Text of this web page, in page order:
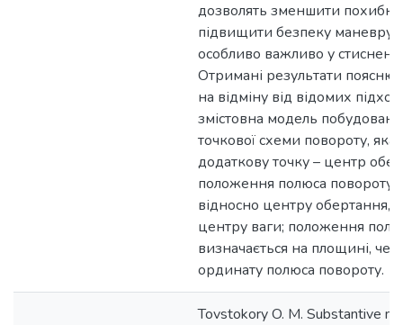
дозволять зменшити
підвищити безпеку
особливо важливо у
Отримані результати
на відміну від відомих
змістовна модель
точкової схеми повороту, яка
додаткову точку – центр
положення полюса повороту
відносно центру обертання,
центру ваги; положення
визначається на площині,
ординату полюса повороту.
Tovstokory O. M. Substantive